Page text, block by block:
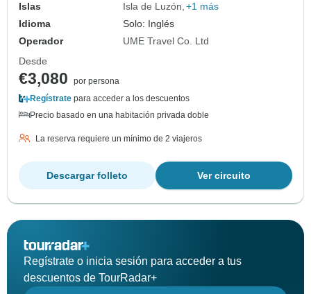
Islas
Isla de Luzón +1 más
Idioma
Solo: Inglés
Operador
UME Travel Co. Ltd
Desde
€3,080
por persona
Regístrate para acceder a los descuentos
Precio basado en una habitación privada doble
La reserva requiere un mínimo de 2 viajeros
Ver circuito
Descargar folleto
Regístrate o inicia sesión para acceder a tus
descuentos de TourRadar+